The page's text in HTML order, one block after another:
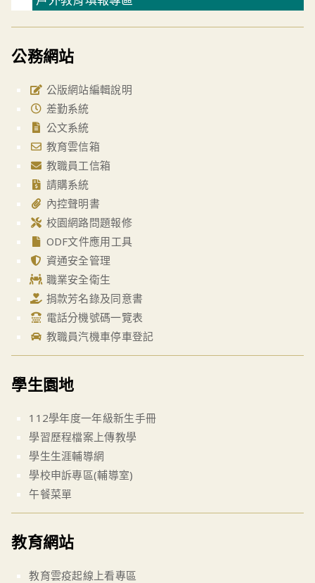
公務網站
公版網站編輯說明
差勤系統
公文系統
教育雲信箱
教職員工信箱
請購系統
內控聲明書
校園網路問題報修
ODF文件應用工具
資通安全管理
職業安全衛生
捐款芳名錄及同意書
電話分機號碼一覽表
教職員汽機車停車登記
學生園地
112學年度一年級新生手冊
學習歷程檔案上傳教學
學生生涯輔導網
學校申訴專區(輔導室)
午餐菜單
教育網站
教育雲疫起線上看專區